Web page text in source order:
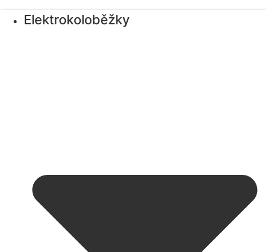
Elektrokoloběžky